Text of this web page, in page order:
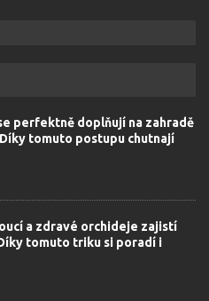
perfektně doplňují na zahradě
tomuto postupu chutnají
a zdravé orchideje zajistí
tomuto triku si poradí i